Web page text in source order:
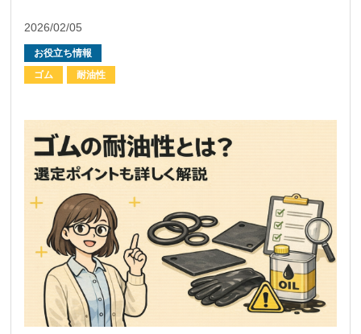
2026/02/05
お役立ち情報
ゴム
耐油性